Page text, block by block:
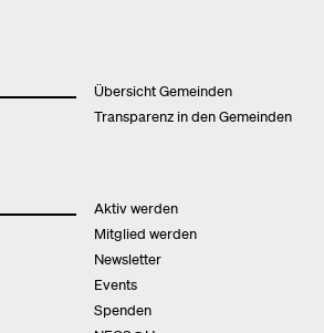
Übersicht Gemeinden
Transparenz in den Gemeinden
Aktiv werden
Mitglied werden
Newsletter
Events
Spenden